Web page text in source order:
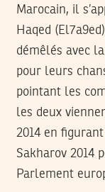
Marocain, il
Haqed
démêlés avec
pour leurs
pointant les
les deux
2014 en
Sakharov 2014
Parlement